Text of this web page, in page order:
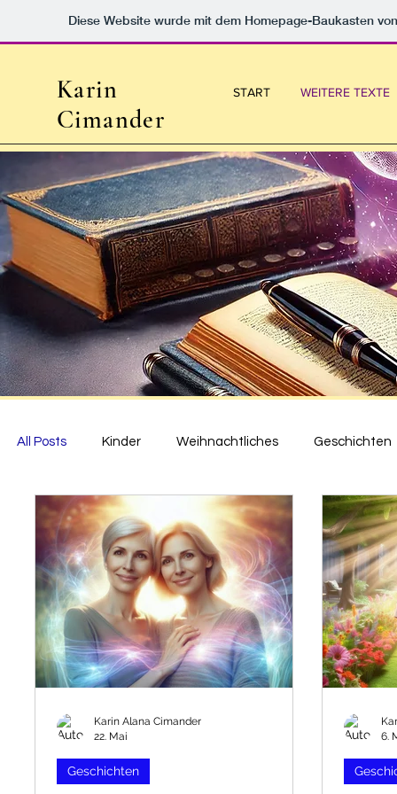
Diese Website wurde mit dem Homepage-Baukasten
Karin
Cimander
START WEITERE TEXTE
All Posts Kinder Weihnachtliches Geschichten
Herzens-Begegnungen Gedichte
Geschichten
Karin Alana Cimander
22. Mai
6.